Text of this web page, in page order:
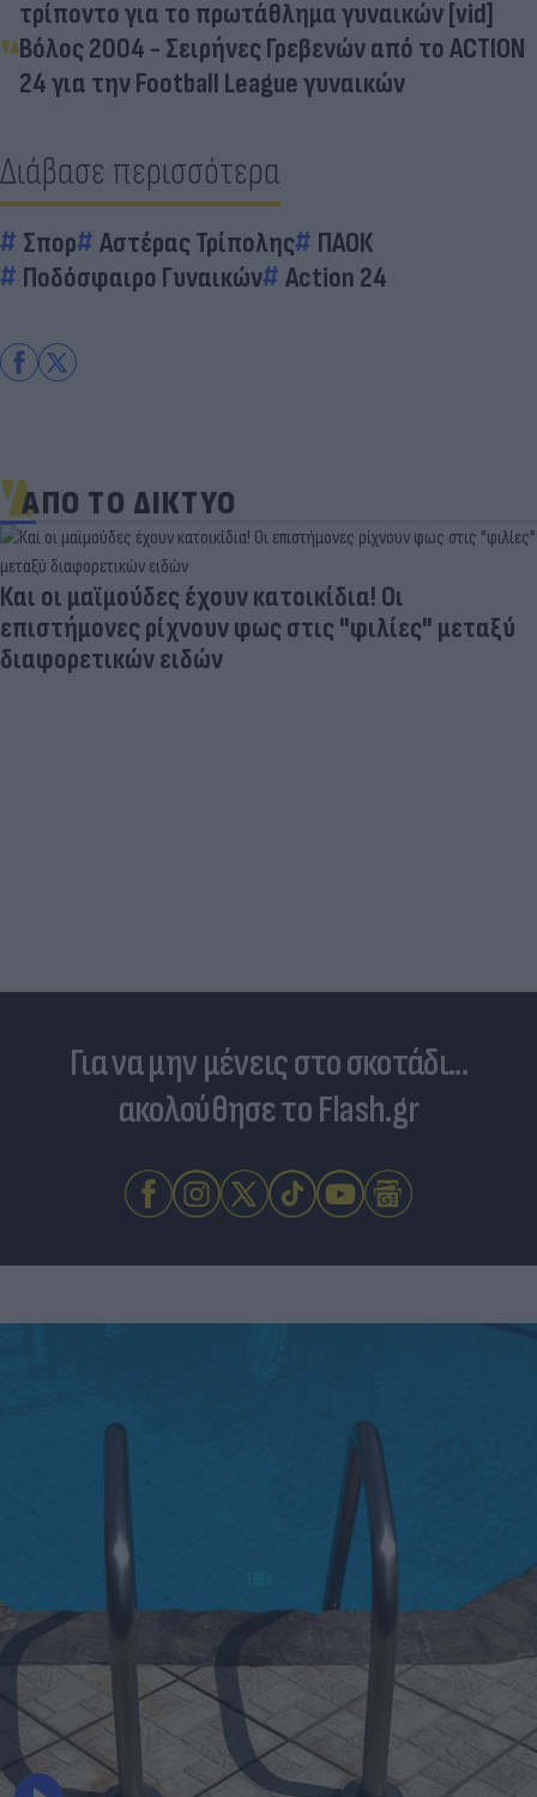
τρίποντο για το πρωτάθλημα γυναικών [vid]
Βόλος 2004 - Σειρήνες Γρεβενών από το ACTION
24 για την Football League γυναικών
Διάβασε περισσότερα
Σπορ Αστέρας Τρίπολης
ΠΑΟΚ
Ποδόσφαιρο Γυναικών
Action 24
ΑΠΟ ΤΟ ΔΙΚΤΥΟ
Για να μην μένεις στο σκοτάδι...
ακολούθησε το Flash.gr